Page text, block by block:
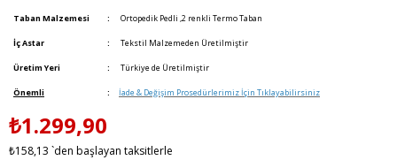
Taban Malzemesi : Ortopedik Pedli ,2 renkli Termo Taban
İç Astar : Tekstil Malzemeden Üretilmiştir
Üretim Yeri : Türkiye de Üretilmiştir
Önemli : İade & Değişim Prosedürlerimiz İçin Tıklayabilirsiniz
₺1.299,90
₺158,13 `den başlayan taksitlerle